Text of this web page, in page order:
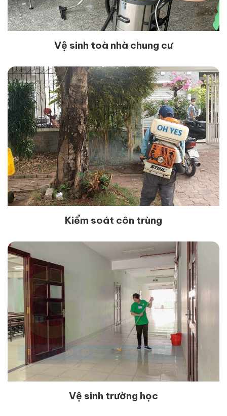
Vệ sinh toà nhà chung cư
Kiểm soát côn trùng
Vệ sinh trường học